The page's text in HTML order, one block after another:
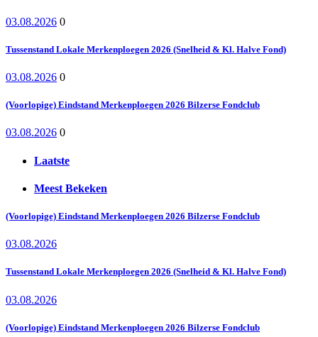
03.08.2026 0
Tussenstand Lokale Merkenploegen 2026 (Snelheid & Kl. Halve Fond)
03.08.2026 0
(Voorlopige) Eindstand Merkenploegen 2026 Bilzerse Fondclub
03.08.2026 0
Laatste
Meest Bekeken
(Voorlopige) Eindstand Merkenploegen 2026 Bilzerse Fondclub
03.08.2026
Tussenstand Lokale Merkenploegen 2026 (Snelheid & Kl. Halve Fond)
03.08.2026
(Voorlopige) Eindstand Merkenploegen 2026 Bilzerse Fondclub